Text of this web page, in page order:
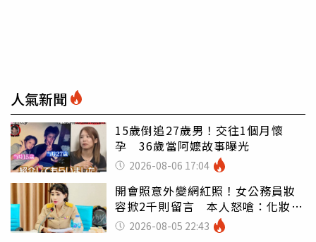
人氣新聞
15歲倒追27歲男！交往1個月懷
孕 36歲當阿嬤故事曝光
2026-08-06 17:04
開會照意外變網紅照！女公務員妝
容掀2千則留言 本人怒嗆：化妝有
錯嗎2026-08-05 22:43